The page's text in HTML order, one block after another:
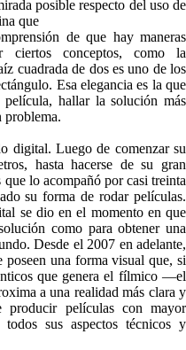
posible respecto del uso de
que
de que hay maneras
ciertos conceptos, como la
cuadrada de dos es uno de los
Esa elegancia es la que
hallar la solución más
problema.
digital. Luego de comenzar su
hasta hacerse de su gran
lo acompañó por casi treinta
su forma de rodar películas.
se dio en el momento en que
como para obtener una
Desde el 2007 en adelante,
poseen una forma visual que, si
que genera el fílmico —el
a una realidad más clara y
películas con mayor
sus aspectos técnicos y